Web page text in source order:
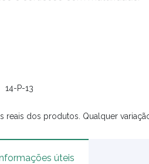
14-P-13
reais dos produtos. Qualquer
úteis